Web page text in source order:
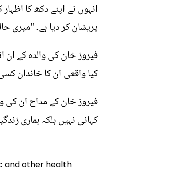
انہوں نے اپنے دکھ کا
پریشان کر دیا ہے۔ "میری
فیروز خان کی والدہ کے ان
کیا واقعی ان کا خاندان
فیروز خان کے مداح ان
کہانی نہیں بلکہ ہماری
and other health